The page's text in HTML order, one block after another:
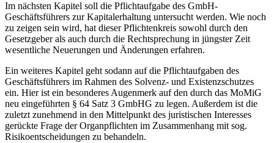
Im nächsten Kapitel soll die Pflichtaufgabe des GmbH-
Geschäftsführers zur Kapitalerhaltung untersucht werden. Wie noch
zu zeigen sein wird, hat dieser Pflichtenkreis sowohl durch den
Gesetzgeber als auch durch die Rechtsprechung in jüngster Zeit
wesentliche Neuerungen und Änderungen erfahren.
Ein weiteres Kapitel geht sodann auf die Pflichtaufgaben des
Geschäftsführers im Rahmen des Solvenz- und Existenzschutzes
ein. Hier ist ein besonderes Augenmerk auf den durch das MoMiG
neu eingeführten § 64 Satz 3 GmbHG zu legen. Außerdem ist die
zuletzt zunehmend in den Mittelpunkt des juristischen Interesses
gerückte Frage der Organpflichten im Zusammenhang mit sog.
Risikoentscheidungen zu behandeln.